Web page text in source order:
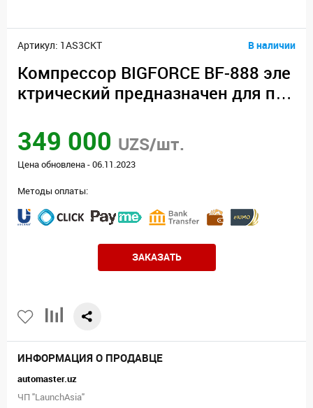
Артикул: 1AS3CKT В наличии
Компрессор BIGFORCE BF-888 эле
ктрический предназначен для под
349 000 UZS/шт.
Цена обновлена - 06.11.2023
Методы оплаты:
ЗАКАЗАТЬ
ИНФОРМАЦИЯ О ПРОДАВЦЕ
automaster.uz
ЧП "LaunchAsia"